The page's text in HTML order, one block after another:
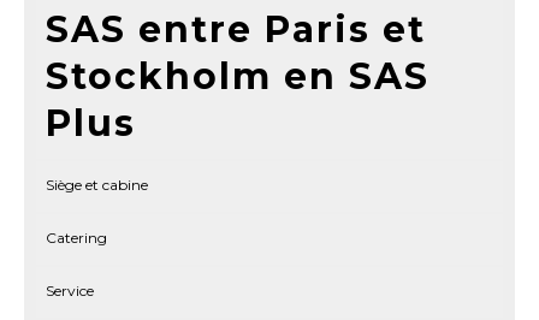
SAS entre Paris et
Stockholm en SAS
Plus
Siège et cabine
Catering
Service